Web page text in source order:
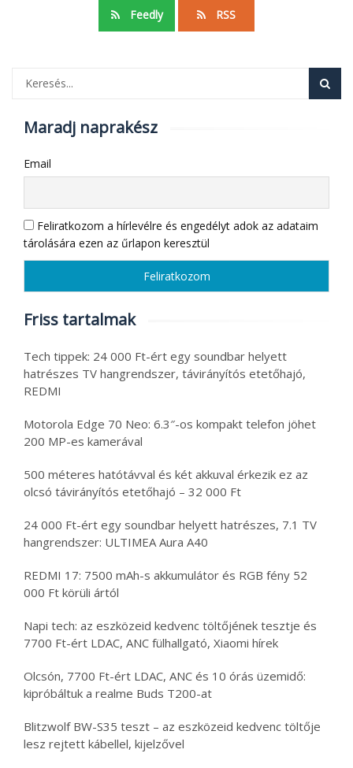
Feedly RSS
Maradj naprakész
Email
Feliratkozom a hírlevélre és engedélyt adok az adataim
tárolására ezen az űrlapon keresztül
Friss tartalmak
Tech tippek: 24 000 Ft-ért egy soundbar helyett
hatrészes TV hangrendszer, távirányítós etetőhajó,
REDMI
Motorola Edge 70 Neo: 6.3″-os kompakt telefon jöhet
200 MP-es kamerával
500 méteres hatótávval és két akkuval érkezik ez az
olcsó távirányítós etetőhajó – 32 000 Ft
24 000 Ft-ért egy soundbar helyett hatrészes, 7.1 TV
hangrendszer: ULTIMEA Aura A40
REDMI 17: 7500 mAh-s akkumulátor és RGB fény 52
000 Ft körüli ártól
Napi tech: az eszközeid kedvenc töltőjének tesztje és
7700 Ft-ért LDAC, ANC fülhallgató, Xiaomi hírek
Olcsón, 7700 Ft-ért LDAC, ANC és 10 órás üzemidő:
kipróbáltuk a realme Buds T200-at
Blitzwolf BW-S35 teszt – az eszközeid kedvenc töltője
lesz rejtett kábellel, kijelzővel